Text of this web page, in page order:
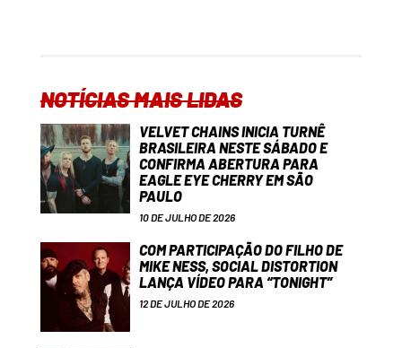
NOTÍCIAS MAIS LIDAS
VELVET CHAINS INICIA TURNÊ
BRASILEIRA NESTE SÁBADO E
CONFIRMA ABERTURA PARA
EAGLE EYE CHERRY EM SÃO
PAULO
10 DE JULHO DE 2026
COM PARTICIPAÇÃO DO FILHO DE
MIKE NESS, SOCIAL DISTORTION
LANÇA VÍDEO PARA “TONIGHT”
12 DE JULHO DE 2026